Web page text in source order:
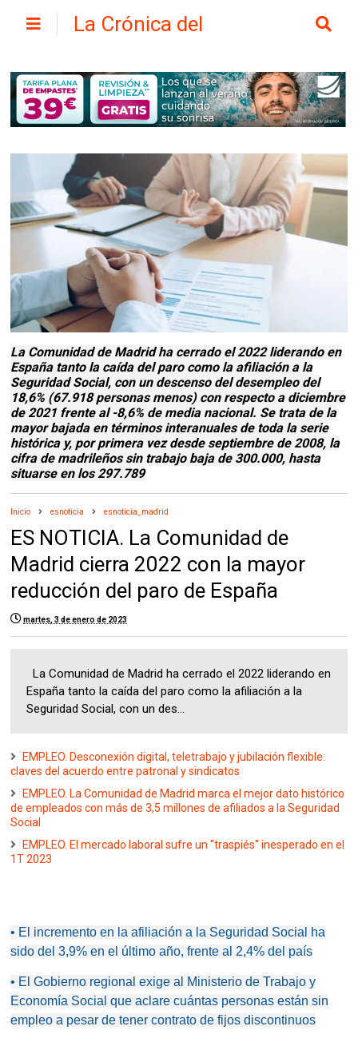
La Crónica del
La Comunidad de Madrid ha cerrado el 2022 liderando en
España tanto la caída del paro como la afiliación a la
Seguridad Social, con un descenso del desempleo del
18,6% (67.918 personas menos) con respecto a diciembre
de 2021 frente al -8,6% de media nacional. Se trata de la
mayor bajada en términos interanuales de toda la serie
histórica y, por primera vez desde septiembre de 2008, la
cifra de madrileños sin trabajo baja de 300.000, hasta
situarse en los 297.789
Inicio esnoticia esnoticia_madrid
ES NOTICIA. La Comunidad de
Madrid cierra 2022 con la mayor
reducción del paro de España
martes, 3 de enero de 2023
La Comunidad de Madrid ha cerrado el 2022 liderando en
España tanto la caída del paro como la afiliación a la
Seguridad Social, con un des...
EMPLEO. Desconexión digital, teletrabajo y jubilación flexible:
claves del acuerdo entre patronal y sindicatos
EMPLEO. La Comunidad de Madrid marca el mejor dato histórico
de empleados con más de 3,5 millones de afiliados a la Seguridad
Social
EMPLEO. El mercado laboral sufre un "traspiés" inesperado en el
1T 2023
• El incremento en la afiliación a la Seguridad Social ha
sido del 3,9% en el último año, frente al 2,4% del país
• El Gobierno regional exige al Ministerio de Trabajo y
Economía Social que aclare cuántas personas están sin
empleo a pesar de tener contrato de fijos discontinuos